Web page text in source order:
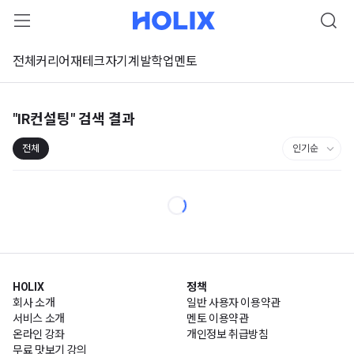
전체 커리어재테크자기계발학업멘토
"IR컨설팅" 검색 결과
전체
HOLIX
회사 소개
서비스 소개
온라인 강좌
무료 맛보기 강의
정책
일반 사용자 이용약관
멘토 이용약관
개인정보 취급방침